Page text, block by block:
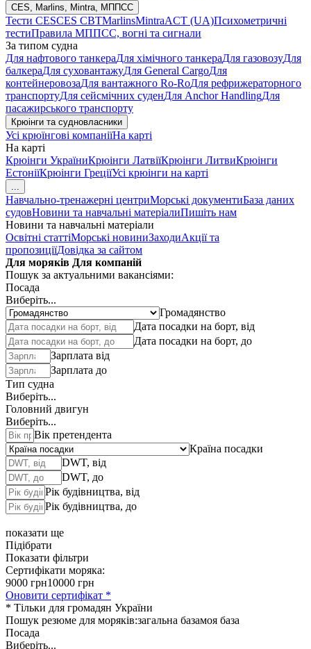
CES, Marlins, Mintra, МППСС
Тести CESCES CBTMarlinsMintraACT (UA)Психометричні
тестиПравила МППСС, вогні та сигнали
За типом судна
Для нафтового танкераДля хімічного танкераДля газовозуДля
балкераДля суховантажуДля General CargoДля
контейнеровозаДля вантажного Ro-RoДля рефрижераторного
транспортуДля сейсмічних суденДля Anchor HandlingДля
пасажирського транспорту
Крюінги та судновласники
Усі крюїнгові компаніїНа карті
На карті
Крюінги УкраїниКрюінги ЛатвіїКрюінги ЛитвиКрюінги
ЕстоніїКрюінги ГреціїУсі крюінги на карті
...
Навчально-тренажерні центриМорські документиБаза даних
судовНовини та навчальні матеріалиПишіть нам
Новини та навчальні матеріали
Освітні статтіМорські новиниЗаходиАкції та
пропозиціїДовідка за сайтом
Для моряків Для компаній
Пошук за актуальними вакансіями:
Посада
Виберіть...
Громадянство
Дата посадки на борт, від
Дата посадки на борт, до
Зарплата від
Зарплата до
Тип судна
Виберіть...
Головний двигун
Виберіть...
Вік претендента
Країна посадки
DWT, від
DWT, до
Рік будівництва, від
Рік будівництва, до
показати ще
Підібрати
Показати фільтри
Сертифікати моряка:
9000 грн10000 грн
Оновити сертифікат *
* Тільки для громадян України
Пошук резюме для моряків:загальна базамоя база
Посада
Виберіть...